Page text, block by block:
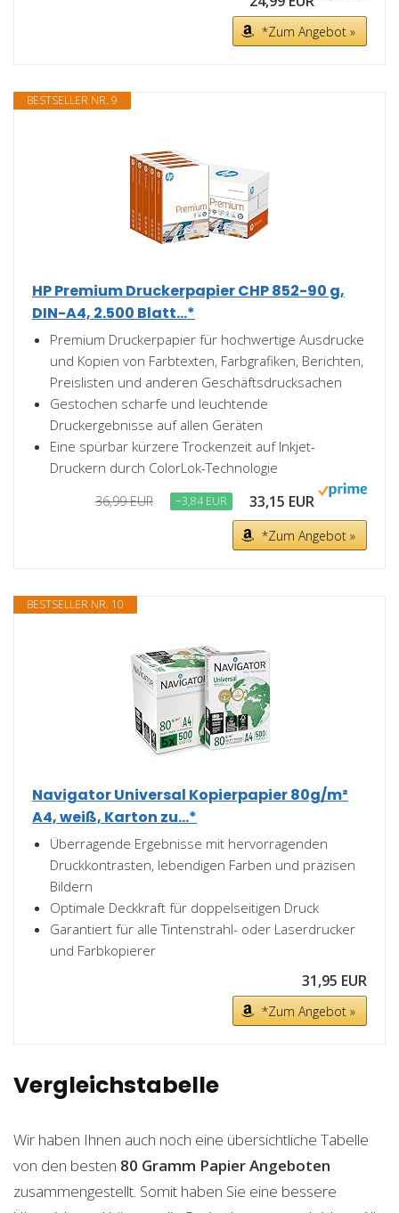
*Zum Angebot »
BESTSELLER NR. 9
HP Premium Druckerpapier CHP 852-90 g,
DIN-A4, 2.500 Blatt...*
Premium Druckerpapier für hochwertige Ausdrucke
und Kopien von Farbtexten, Farbgrafiken, Berichten,
Preislisten und anderen Geschäftsdrucksachen
Gestochen scharfe und leuchtende
Druckergebnisse auf allen Geräten
Eine spürbar kürzere Trockenzeit auf Inkjet-
Druckern durch ColorLok-Technologie
36,99 EUR −3,84 EUR 33,15 EUR
*Zum Angebot »
BESTSELLER NR. 10
Navigator Universal Kopierpapier 80g/m²
A4, weiß, Karton zu...*
Überragende Ergebnisse mit hervorragenden
Druckkontrasten, lebendigen Farben und präzisen
Bildern
Optimale Deckkraft für doppelseitigen Druck
Garantiert für alle Tintenstrahl- oder Laserdrucker
und Farbkopierer
31,95 EUR
*Zum Angebot »
Vergleichstabelle
Wir haben Ihnen auch noch eine übersichtliche Tabelle
von den besten 80 Gramm PapierAngeboten
zusammengestellt. Somit haben Sie eine bessere